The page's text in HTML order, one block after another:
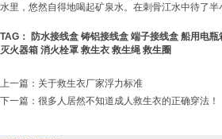
水里，悠然自得地喝起矿泉水。在刺骨江水中待了半
TAG： 防水接线盒 铸铝接线盒 端子接线盒 船用电瓶
灭火器箱 消火栓罩 救生衣 救生绳 救生圈
上一篇： 关于救生衣厂家浮力标准
下一篇： 很多人居然不知道成人救生衣的正确穿法！